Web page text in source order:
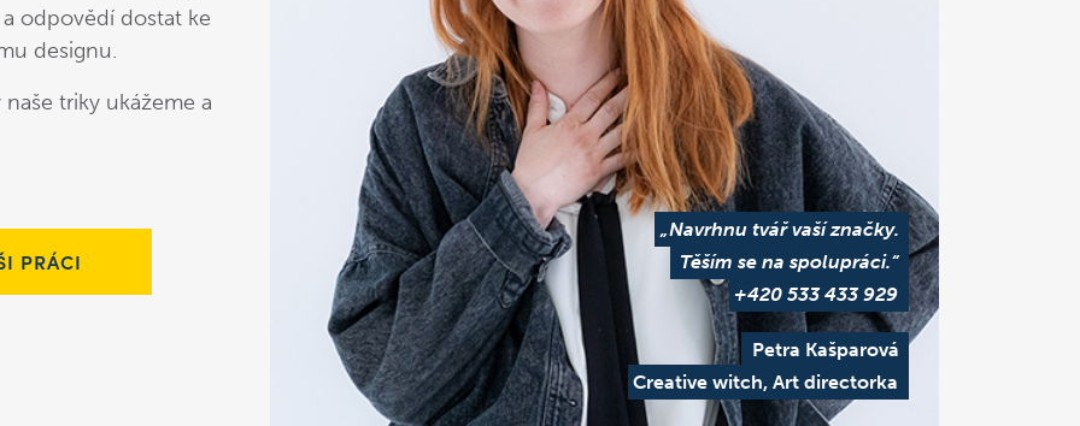
odpovědí dostat ke
designu.
triky ukážeme a
PRÁCI
„Navrhnu tvář vaší značky.
Těším se na spolupráci.“
+420 533 433 929
Petra Kašparová
Creative witch, Art directorka